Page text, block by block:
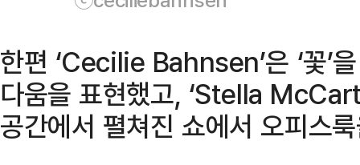
한편 ‘Cecilie Bahnsen’은 ‘꽃’
다움을 표현했고, ‘Stella
공간에서 펼쳐진 쇼에서 오피스